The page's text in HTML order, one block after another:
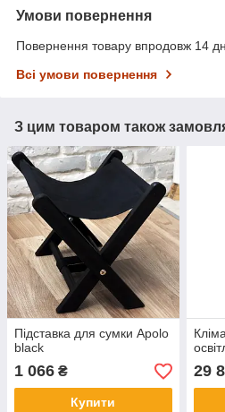
Умови повернення
Повернення товару впродовж 14
Всі умови повернення
З цим товаром також
Підставка для сумки Apolo
black
1 066 ₴
Купити
29